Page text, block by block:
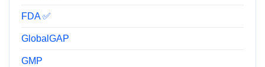
FDA ✅
GlobalGAP
GMP